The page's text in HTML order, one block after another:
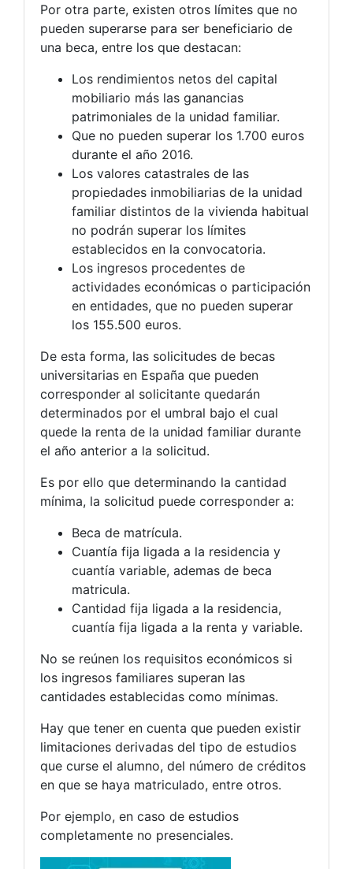
Por otra parte, existen otros límites que no
pueden superarse para ser beneficiario de
una beca, entre los que destacan:
Los rendimientos netos del capital
mobiliario más las ganancias
patrimoniales de la unidad familiar.
Que no pueden superar los 1.700 euros
durante el año 2016.
Los valores catastrales de las
propiedades inmobiliarias de la unidad
familiar distintos de la vivienda habitual
no podrán superar los límites
establecidos en la convocatoria.
Los ingresos procedentes de
actividades económicas o participación
en entidades, que no pueden superar
los 155.500 euros.
De esta forma, las solicitudes de becas
universitarias en España que pueden
corresponder al solicitante quedarán
determinados por el umbral bajo el cual
quede la renta de la unidad familiar durante
el año anterior a la solicitud.
Es por ello que determinando la cantidad
mínima, la solicitud puede corresponder a:
Beca de matrícula.
Cuantía fija ligada a la residencia y
cuantía variable, ademas de beca
matricula.
Cantidad fija ligada a la residencia,
cuantía fija ligada a la renta y variable.
No se reúnen los requisitos económicos si
los ingresos familiares superan las
cantidades establecidas como mínimas.
Hay que tener en cuenta que pueden existir
limitaciones derivadas del tipo de estudios
que curse el alumno, del número de créditos
en que se haya matriculado, entre otros.
Por ejemplo, en caso de estudios
completamente no presenciales.